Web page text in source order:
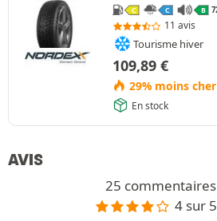
C C B
11 avis
Tourisme hiver
109,89 €
29% moins
En stock
AVIS
25
4 sur